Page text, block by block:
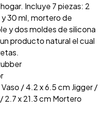
Incluye 7 piezas: 2
30 ml, mortero de
y dos moldes de silicona
producto natural el cual
/ 4.2 x 6.5 cm Jigger /
2.7 x 21.3 cm Mortero